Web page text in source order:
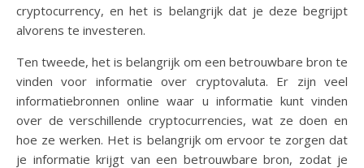
cryptocurrency, en het is belangrijk dat je deze begrijpt
alvorens te investeren.
Ten tweede, het is belangrijk om een betrouwbare bron te
vinden voor informatie over cryptovaluta. Er zijn veel
informatiebronnen online waar u informatie kunt vinden
over de verschillende cryptocurrencies, wat ze doen en
hoe ze werken. Het is belangrijk om ervoor te zorgen dat
je informatie krijgt van een betrouwbare bron, zodat je